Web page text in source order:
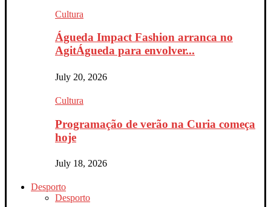
Cultura
Águeda Impact Fashion arranca no
AgitÁgueda para envolver...
July 20, 2026
Cultura
Programação de verão na Curia começa
hoje
July 18, 2026
Desporto
Desporto